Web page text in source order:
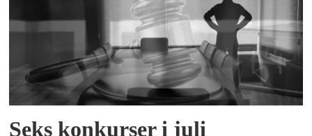
Seks konkurser i juli